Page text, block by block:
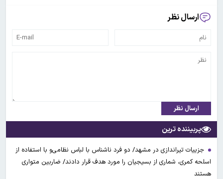
ارسال نظر
ارسال نظر
پربیننده ترین
جزییات تیراندازی در مشهد/ دو فرد ناشناس با لباس نظامی‌و با استفاده از
اسلحه کمری، شماری از بسیجیان را مورد هدف قرار دادند/ ضاربین متواری
هستند